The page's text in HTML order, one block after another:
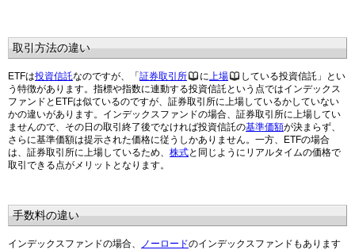
取引方法の違い
ETFは投資信託なのですが、「 証券取引所 に上場
している投資信託」とい
う特徴があります。指標や指数に連動する投資信託という点ではインデックス
ファンドとETFは似ているのですが、証券取引所に上場しているかしていない
かの違いがあります。インデックスファンドの場合、証券取引所に上場してい
ませんので、その日の取引終了後でなければ投資信託の基準価額が決まらず、
さらに基準価額は提示された価格に従うしかありません。一方、ETFの場合
は、証券取引所に上場しているため、 株式と同じようにリアルタイムの価格で
取引できる点がメリットとなります。
手数料の違い
インデックスファンドの場合、 ノーロードのインデックスファンドもあります